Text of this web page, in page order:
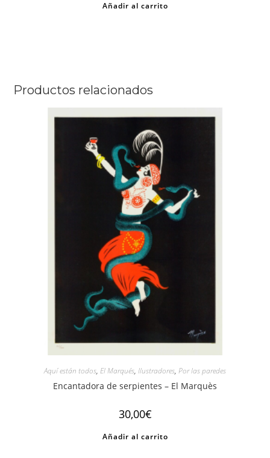
Añadir al carrito
Productos relacionados
Aquí están todos, El Marqués, Ilustradores, Por las paredes
Encantadora de serpientes – El Marquès
30,00€
Añadir al carrito